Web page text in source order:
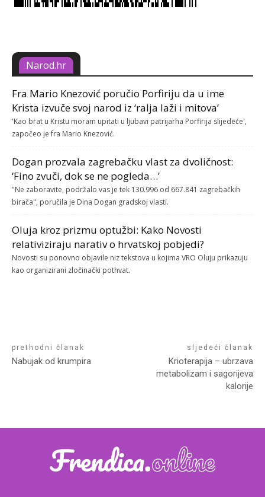
Narod.hr
Fra Mario Knezović poručio Porfiriju da u ime
Krista izvuče svoj narod iz ‘ralja laži i mitova’
'Kao brat u Kristu moram upitati u ljubavi patrijarha Porfirija slijedeće',
započeo je fra Mario Knezović.
Dogan prozvala zagrebačku vlast za dvoličnost:
‘Fino zvuči, dok se ne pogleda…’
"Ne zaboravite, podržalo vas je tek 130.996 od 667.841 zagrebačkih
birača", poručila je Dina Dogan gradskoj vlasti.
Oluja kroz prizmu optužbi: Kako Novosti
relativiziraju narativ o hrvatskoj pobjedi?
Novosti su ponovno objavile niz tekstova u kojima VRO Oluju prikazuju
kao organizirani zločinački pothvat.
prethodni članak
Nabujak od krumpira
sljedeći članak
Krioterapija – ubrzava
metabolizam i sagorijeva
kalorije